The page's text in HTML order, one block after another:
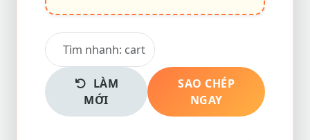
LÀM
MỚI
SAO CHÉP
NGAY